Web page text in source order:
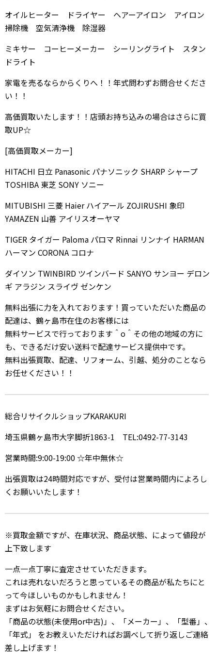
オイルヒーター ドライヤー ヘアーアイロン アイロン
掃除機 空気清浄機 除湿器
ミキサー コーヒーメーカー シーリングライト スタン
ドライト
家電を売るならからくりへ！！年式問わずお問合せくださ
い！！
高価買取いたします！！店頭お持ち込みの場合はさらに買
取UP☆
[高価買取メーカー]
HITACHI 日立 Panasonic パナソニック SHARP シャープ
TOSHIBA 東芝 SONY ソニー
MITUBISHI 三菱 Haier ハイアール ZOJIRUSHI 象印
YAMAZEN 山善 アイリスオーヤマ
TIGER タイガー Paloma パロマ Rinnai リンナイ HARMAN
ハーマン CORONA コロナ
ダイソン TWINBIRD ツインバード SANYO サンヨー デロン
ギ アラジン スライヴ ゼンケン
無料出張に力を入れております！買っていただいた商品の
配達は、鶴ヶ島市在住のお客様には
無料サービスで行っております＾o＾その他の地域の方に
も、できるだけ安い送料で配達サービス提供中です。
無料出張買取、配達、リフォーム、引越、処分のことなら
お任せください！！
総合リサイクルショップKARAKURI
埼玉県鶴ヶ島市大字脚折1863-1 TEL:0492-77-3143
営業時間:9:00-19:00 ☆年中無休☆
出張買取は24時間対応ですが、受付は営業時間内によろし
くお願いいたします！
※買取金額ですが、在庫状況、商品状態、によって値段が
上下致します
一点一点丁寧に査定させていただきます。
これは売れないだろうと思っているその商品が私たちにと
って今ほしいものかもしれません！
まずはお気軽にお問合せください。
「商品の状態(未使用or中古)」、「メーカー」、「型番」、
「年式」 をお教えいただければお調べして折り返しご連絡
差し上げます！